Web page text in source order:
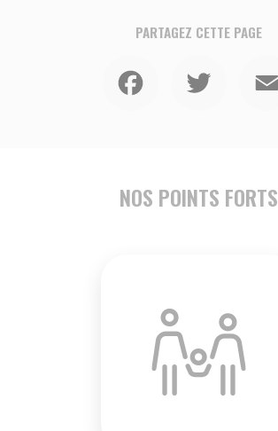
PARTAGEZ CETTE PAGE
NOS POINTS FORTS